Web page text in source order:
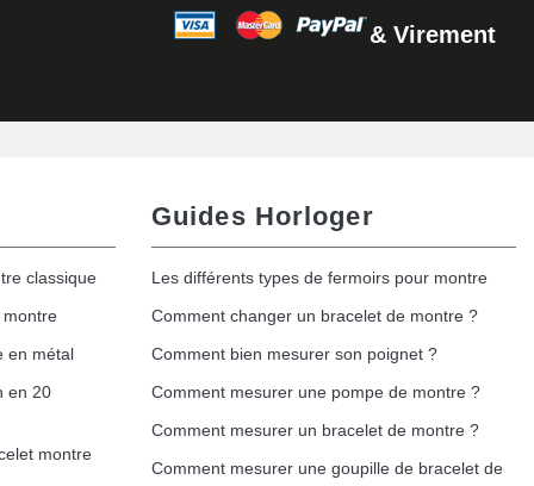
& Virement
classique
en métal
en 20
montre
Guides Horloger
Les différents types de fermoirs pour montre
Comment changer un bracelet de montre ?
Comment bien mesurer son poignet ?
Comment mesurer une pompe de montre ?
Comment mesurer un bracelet de montre ?
Comment mesurer une goupille de bracelet de